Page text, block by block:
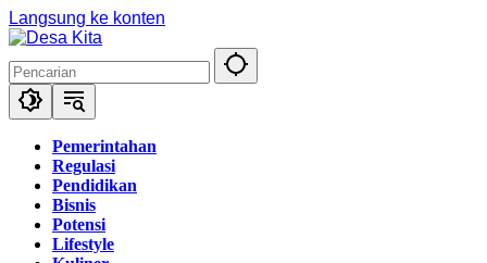
Langsung ke konten
Pemerintahan
Regulasi
Pendidikan
Bisnis
Potensi
Lifestyle